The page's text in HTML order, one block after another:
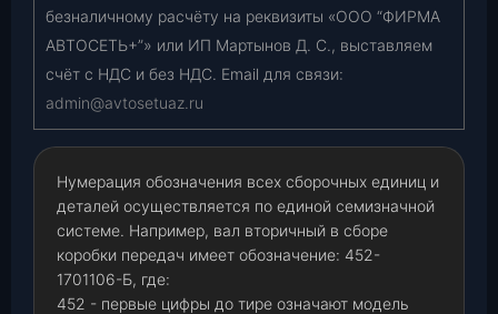
безналичному расчёту на реквизиты «ООО “ФИРМА
АВТОСЕТЬ+”» или ИП Мартынов Д. С., выставляем
счёт с НДС и без НДС. Email для связи:
admin@avtosetuaz.ru
Нумерация обозначения всех сборочных единиц и
деталей осуществляется по единой семизначной
системе. Например, вал вторичный в сборе
коробки передач имеет обозначение: 452-
1701106-Б, где:
452 - первые цифры до тире означают модель